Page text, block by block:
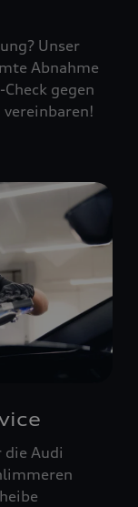
Unser
Abnahme
gegen
die Audi